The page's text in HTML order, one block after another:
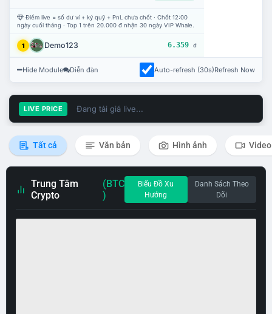
Điểm live = số dư ví + ký quỹ + PnL chưa chốt · Chốt 12:00
ngày cuối tháng · Top 1 trên 20.000 đ nhận 30 ngày VIP Whale.
1 Demo123 6.359 đ
Hide Module Diễn đàn Auto-refresh (30s)Refresh Now
LIVE PRICE Đang tải giá live...
Tất cả Văn bản Hình ảnh Video
Trung Tâm
Crypto
(BTC
)
Biểu Đồ Xu
Hướng
Danh Sách Theo
Dõi